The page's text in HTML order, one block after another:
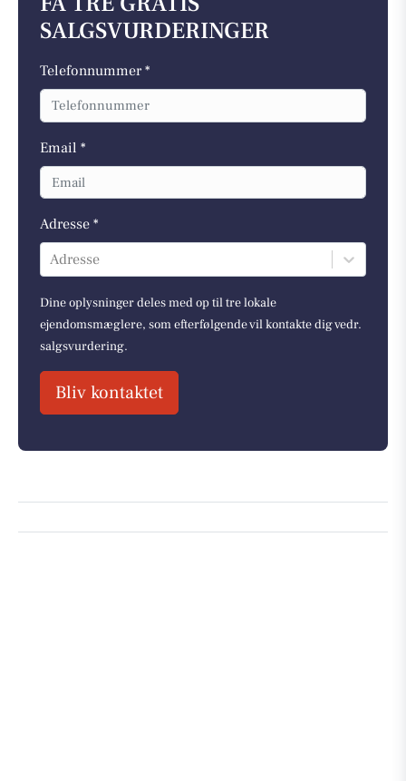
SALGSVURDERINGER
Telefonnummer *
Email *
Adresse *
Adresse
Dine oplysninger deles med op til tre lokale
ejendomsmæglere, som efterfølgende vil kontakte dig vedr.
salgsvurdering.
Bliv kontaktet